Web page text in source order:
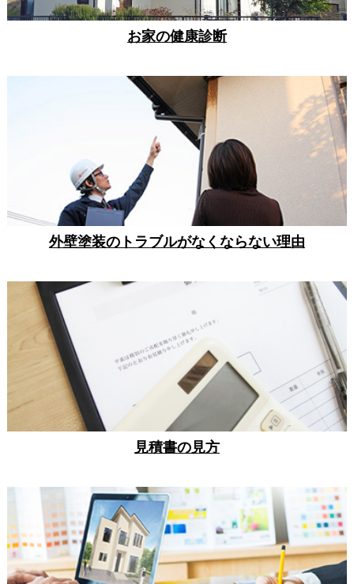
お家の健康診断
外壁塗装のトラブルがなくならない理由
見積書の見方